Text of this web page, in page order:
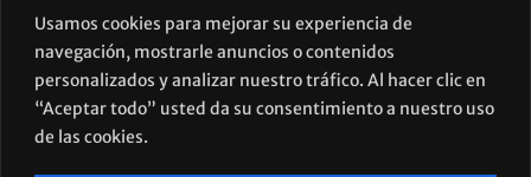
Usamos cookies para mejorar su experiencia de
navegación, mostrarle anuncios o contenidos
personalizados y analizar nuestro tráfico. Al hacer clic en
“Aceptar todo” usted da su consentimiento a nuestro uso
de las cookies.